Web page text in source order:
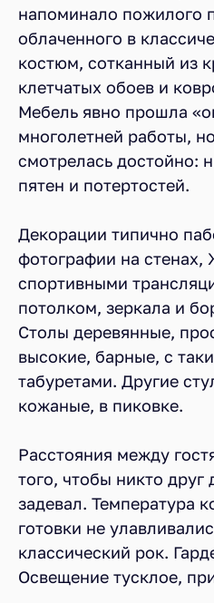
напоминало пожилого
облаченного в
костюм, сотканный из
клетчатых обоев и
Мебель явно прошла
многолетней работы,
смотрелась достойно:
пятен и потертостей.
Декорации типично
фотографии на
спортивными
потолком, зеркала и
Столы деревянные,
высокие, барные, с
табуретами. Другие
кожаные, в пиковке.
Расстояния между
того, чтобы никто
задевал. Температура
готовки не
классический рок.
Освещение тусклое,